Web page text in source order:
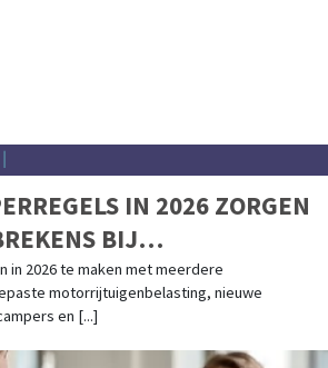
IN 2026 ZORGEN
BIJ
in 2026 te maken met meerdere
motorrijtuigenbelasting, nieuwe
en [...]